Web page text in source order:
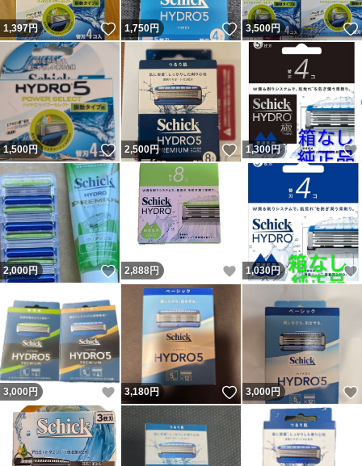
1,397円 いいね！
1,750円 いいね！
3,500円
1,500円 いいね！
2,500円 いいね！
1,300円
2,000円 いいね！
2,888円 いいね！
1,030円
3,000 円 いいね！
3,180円 いいね！
3,000円